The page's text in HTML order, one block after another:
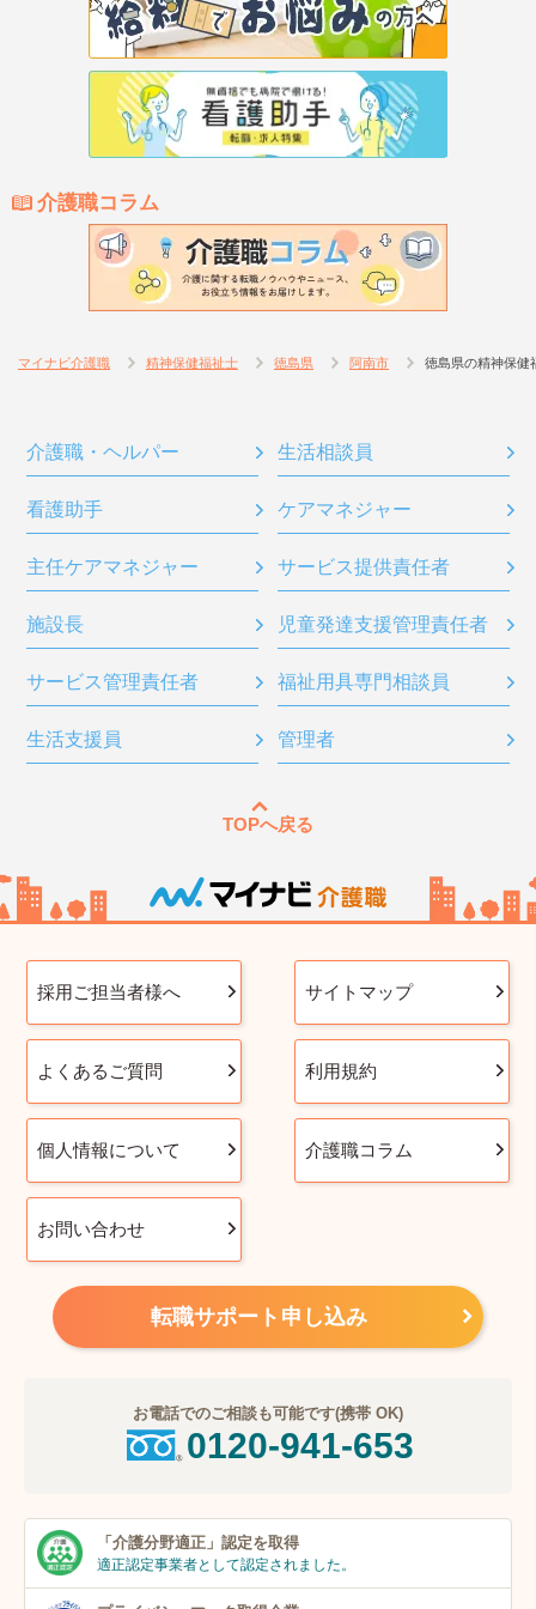
介護職コラム
マイナビ介護職 精神保健福祉士 徳島県 阿南市 徳島県の精神保健
介護職・ヘルパー 生活相談員
看護助手 ケアマネジャー
主任ケアマネジャー サービス提供責任者
施設長 児童発達支援管理責任者
サービス管理責任者 福祉用具専門相談員
生活支援員 管理者
TOPへ戻る
採用ご担当者様へ サイトマップ
よくあるご質問 利用規約
個人情報について 介護職コラム
お問い合わせ
転職サポート申し込み
お電話でのご相談も可能です(携帯 OK)
0120-941-653
「介護分野適正」 認定を取得
適正認定事業者として認定されました。